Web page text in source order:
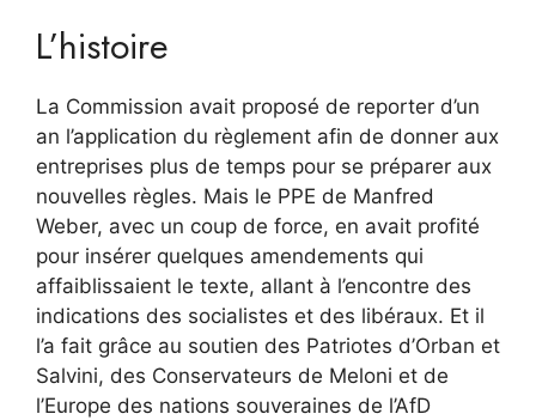
L’histoire
La Commission avait proposé de reporter d’un
an l’application du règlement afin de donner aux
entreprises plus de temps pour se préparer aux
nouvelles règles. Mais le PPE de Manfred
Weber, avec un coup de force, en avait profité
pour insérer quelques amendements qui
affaiblissaient le texte, allant à l’encontre des
indications des socialistes et des libéraux. Et il
l’a fait grâce au soutien des Patriotes d’Orban et
Salvini, des Conservateurs de Meloni et de
l’Europe des nations souveraines de l’AfD